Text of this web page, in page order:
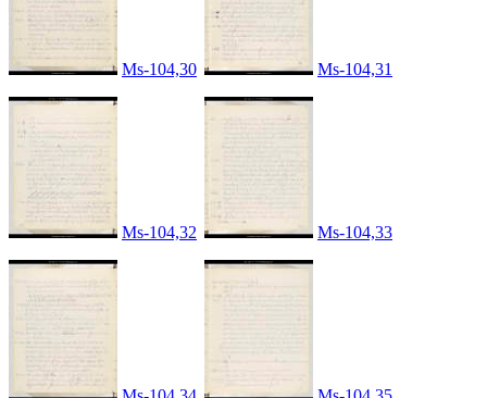
Ms-104,30 Ms-104,31
Ms-104,32 Ms-104,33